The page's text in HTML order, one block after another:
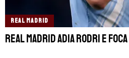
REAL MADRID
Real Madrid adia Rodri e foca